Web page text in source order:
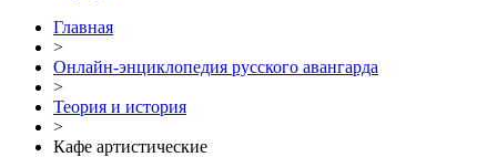
Главная
>
Онлайн-энциклопедия русского авангарда
>
Теория и история
>
Кафе артистические